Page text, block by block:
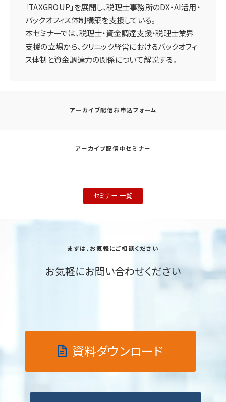
「TAXGROUP」を展開し、税理士事務所のDX・AI活用・
バックオフィス体制構築を支援している。
本セミナーでは、税理士・資金調達支援・税理士業界
支援の立場から、クリニック経営におけるバックオフィ
ス体制と資金調達力の関係について解説する。
アーカイブ配信お申込フォーム
アーカイブ配信中セミナー
セミナー 一覧
まずは、お気軽にご相談ください
お気軽にお問い合わせください
資料ダウンロード